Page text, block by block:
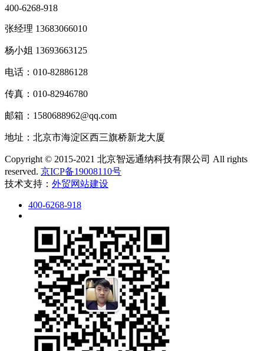
400-6268-918
张经理 13683066010
杨小姐 13693663125
电话：010-82886128
传真：010-82946780
邮箱：1580688962@qq.com
地址：北京市海淀区西三旗桥新龙大厦
Copyright © 2015-2021 北京智远通纳科技有限公司 All rights
reserved. 京ICP备19008110号
技术支持： 外贸网站建设
400-6268-918